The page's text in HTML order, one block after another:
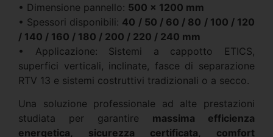
• Dimensione pannello: 500 × 1200 mm
• Spessori disponibili: 40 / 50 / 60 / 80 / 100 / 120
/ 140 / 160 / 180 / 200 / 220 / 240 mm
• Applicazione: Sistemi a cappotto ETICS,
superfici verticali, inclinate, fasce di separazione
RTV 13 e sistemi costruttivi tradizionali o a secco.
Una soluzione professionale ad alte prestazioni
studiata per garantire massima efficienza
energetica, sicurezza certificata, comfort